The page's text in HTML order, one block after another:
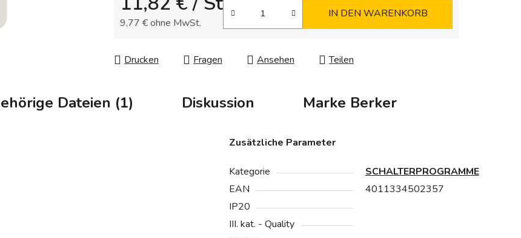
9,77 € ohne MwSt.
IN DEN WARENKORB
Drucken Fragen Ansehen Teilen
Dateien (1) Diskussion Marke Berker
Zusätzliche Parameter
Kategorie
SCHALTERPROGRAMME
EAN
4011334502357
IP20
III. kat. - Quality